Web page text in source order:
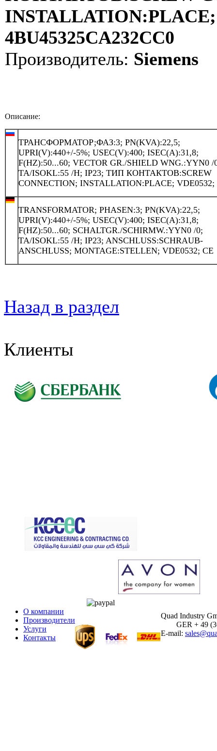
INSTALLATION:PLACE;
4BU45325CA232CC0
Производитель: Siemens
Описание:
ТРАНСФОРМАТОР;ФАЗ:3; PN(KVA):22,5;
UPRI(V):440+/-5%; USEC(V):400; ISEC(A):31,8;
F(HZ):50...60; VECTOR GR./SHIELD WNG.:YYN0 /
TA/ISOKL:55 /H; IP23; ТИП КОНТАКТОВ:SCREW
CONNECTION; INSTALLATION:PLACE; VDE0532;
TRANSFORMATOR; PHASEN:3; PN(KVA):22,5;
UPRI(V):440+/-5%; USEC(V):400; ISEC(A):31,8;
F(HZ):50...60; SCHALTGR./SCHIRMW.:YYN0 /0;
TA/ISOKL:55 /H; IP23; ANSCHLUSS:SCHRAUB-
ANSCHLUSS; MONTAGE:STELLEN; VDE0532; CE
Назад в раздел
Клиенты
О компании
Производители
Услуги
Контакты
Quad Industry
GER + 49
E-mail: